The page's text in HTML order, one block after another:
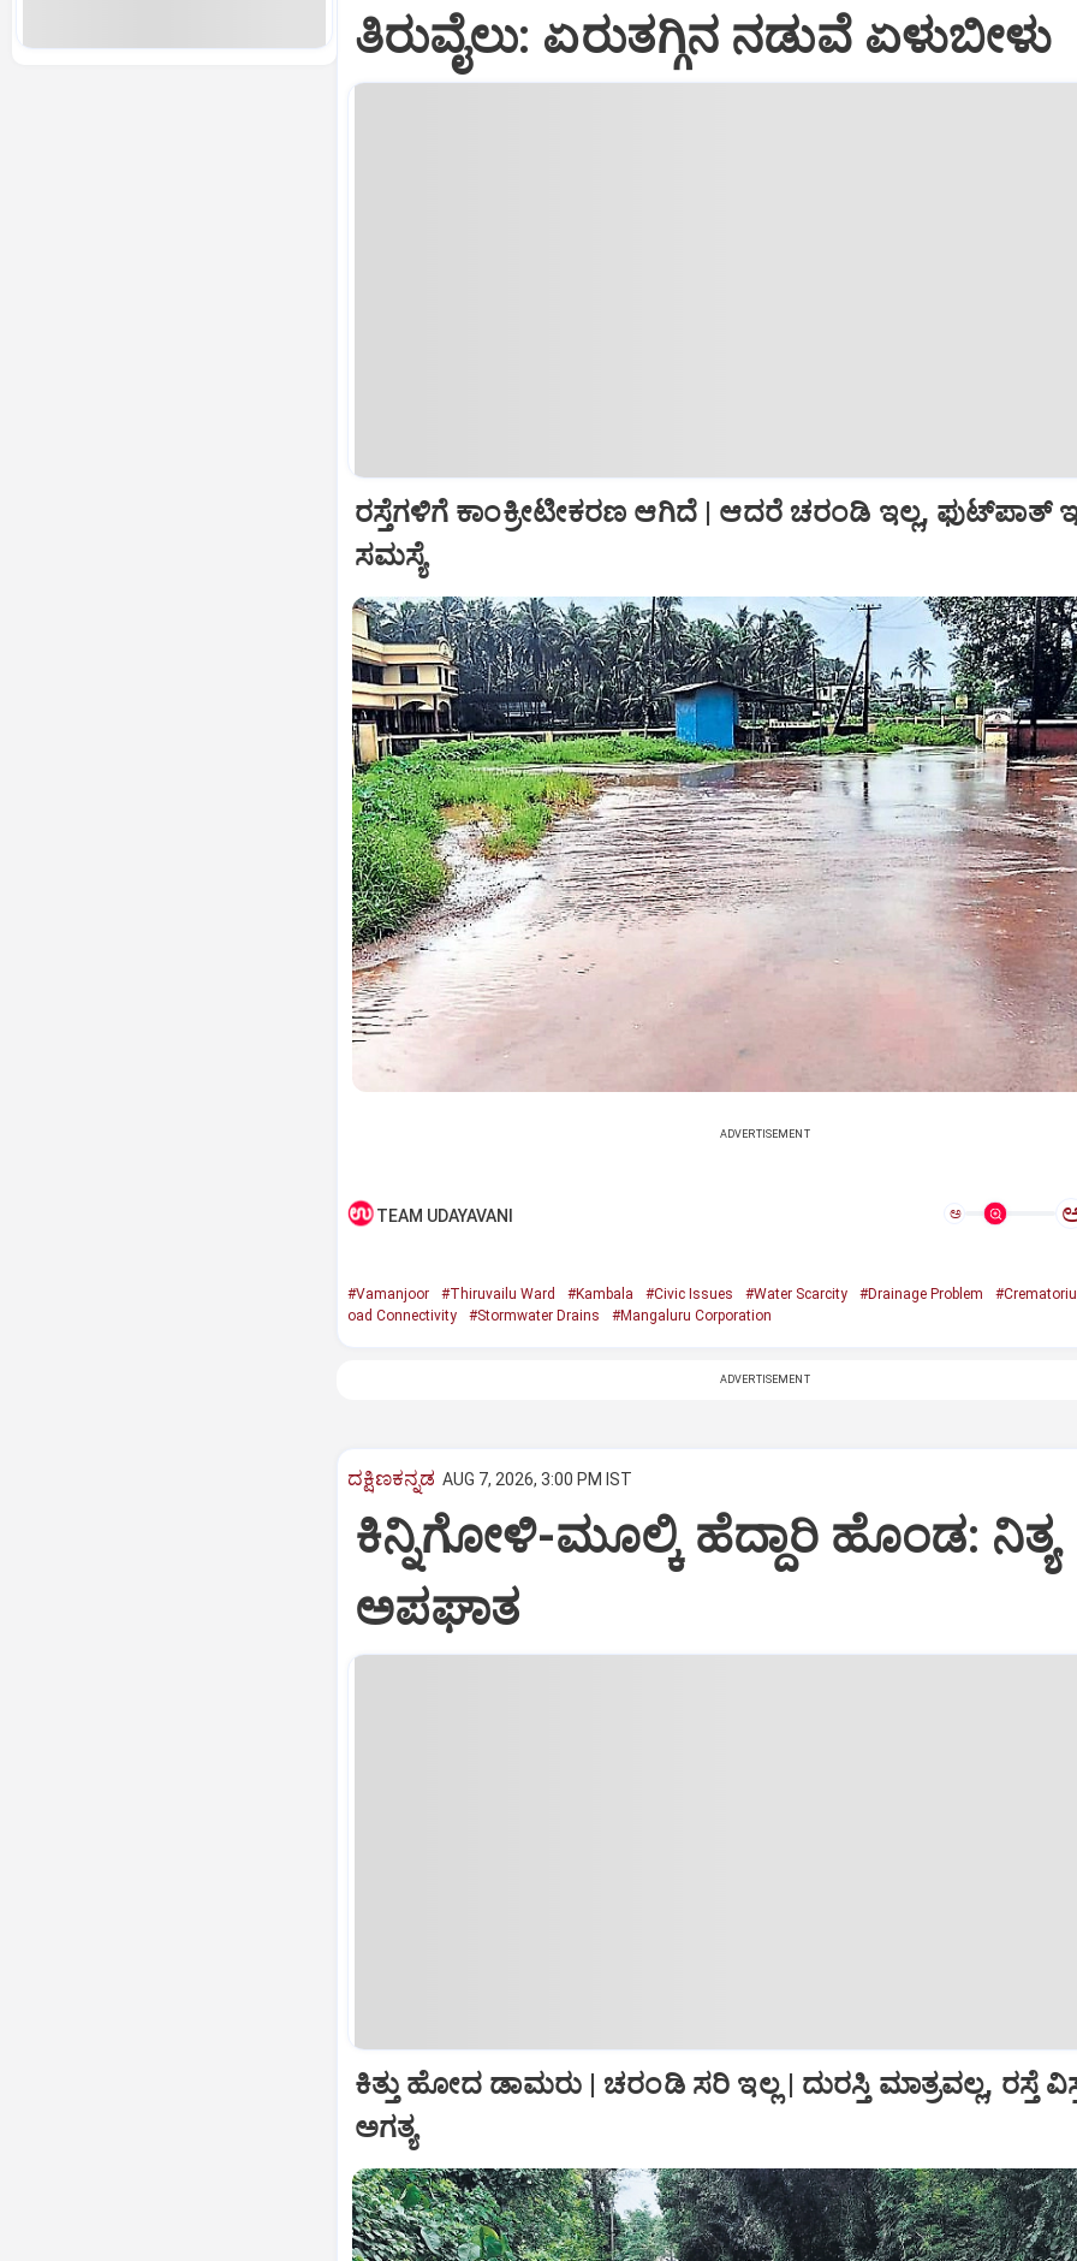
ತಿರುವೈಲು: ಏರುತಗ್ಗಿನ ನಡುವೆ ಏಳುಬೀಳು
ರಸ್ತೆಗಳಿಗೆ ಕಾಂಕ್ರೀಟೀಕರಣ ಆಗಿದೆ | ಆದರೆ ಚರಂಡಿ ಇಲ್ಲ, ಫುಟ್‌ಪಾತ್‌
ಸಮಸ್ಯೆ
ADVERTISEMENT
TEAM UDAYAVANI ಅ
#Vamanjoor #Thiruvailu Ward #Kambala #Civic Issues #Water Scarcity #Drainage Problem
oad Connectivity
#Stormwater Drains #Mangaluru Corporation
ADVERTISEMENT
ದಕ್ಷಿಣಕನ್ನಡ AUG 7, 2026, 3:00 PM IST
ಕಿನ್ನಿಗೋಳಿ-ಮೂಲ್ಕಿ ಹೆದ್ದಾರಿ ಹೊಂಡ: ನಿತ್ಯ
ಅಪಘಾತ
ಕಿತ್ತು ಹೋದ ಡಾಮರು | ಚರಂಡಿ ಸರಿ ಇಲ್ಲ | ದುರಸ್ತಿ ಮಾತ್ರವಲ್ಲ, ರಸ್ತೆ
ಅಗತ್ಯ